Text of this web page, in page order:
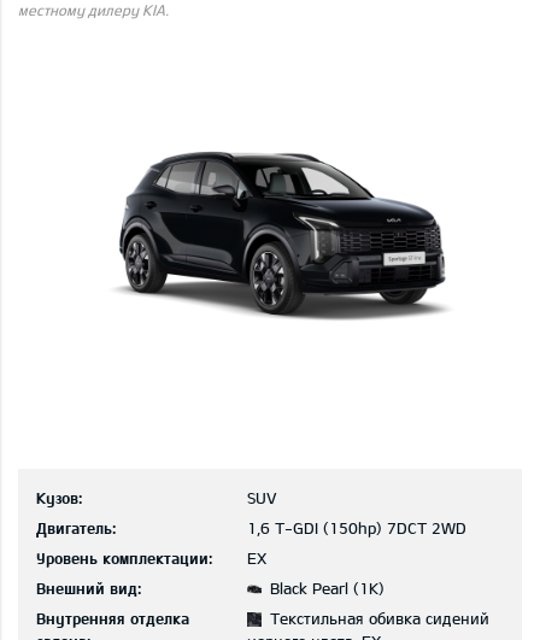
местному дилеру KIA.
Кузов:
SUV
Двигатель:
1,6 T-GDI (150hp) 7DCT 2WD
Уровень комплектации:
EX
Внешний вид:
Black Pearl (1K)
Внутренняя отделка
Текстильная обивка сидений